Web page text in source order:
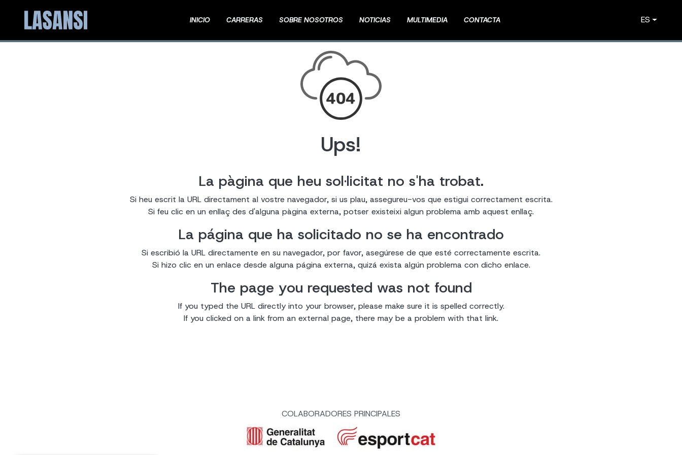
INICIO CARRERAS SOBRE NOSOTROS NOTICIAS MULTIMEDIA CONTACTA ES
Ups!
La pàgina que heu sol·licitat no s'ha trobat.
Si heu escrit la URL directament al vostre navegador, si us plau, assegureu-vos que estigui correctament escrita.
Si feu clic en un enllaç des d'alguna pàgina externa, potser existeixi algun problema amb aquest enllaç.
La página que ha solicitado no se ha encontrado
Si escribió la URL directamente en su navegador, por favor, asegúrese de que esté correctamente escrita.
Si hizo clic en un enlace desde alguna página externa, quizá exista algún problema con dicho enlace.
The page you requested was not found
If you typed the URL directly into your browser, please make sure it is spelled correctly.
If you clicked on a link from an external page, there may be a problem with that link.
COLABORADORES PRINCIPALES